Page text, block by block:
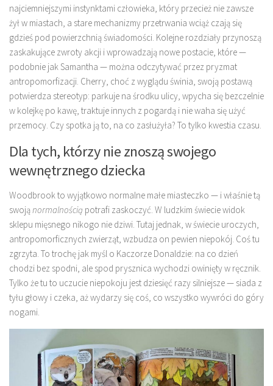
najciemniejszymi instynktami człowieka, który przecież nie zawsze
żył w miastach, a stare mechanizmy przetrwania wciąż czają się
gdzieś pod powierzchnią świadomości. Kolejne rozdziały przynoszą
zaskakujące zwroty akcji i wprowadzają nowe postacie, które —
podobnie jak Samantha — można odczytywać przez pryzmat
antropomorfizacji. Cherry, choć z wyglądu świnia, swoją postawą
potwierdza stereotyp: parkuje na środku ulicy, wpycha się bezczelnie
w kolejkę po kawę, traktuje innych z pogardą i nie waha się użyć
przemocy. Czy spotka ją to, na co zasłużyła? To tylko kwestia czasu.
Dla tych, którzy nie znoszą swojego
wewnętrznego dziecka
Woodbrook to wyjątkowo normalne małe miasteczko — i właśnie tą
swojąnormalnością potrafi zaskoczyć. W ludzkim świecie widok
sklepu mięsnego nikogo nie dziwi. Tutaj jednak, w świecie uroczych,
antropomorficznych zwierząt, wzbudza on pewien niepokój. Coś tu
zgrzyta. To trochę jak myśl o Kaczorze Donaldzie: na co dzień
chodzi bez spodni, ale spod prysznica wychodzi owinięty w ręcznik.
Tylko że tu to uczucie niepokoju jest dziesięć razy silniejsze — siada z
tyłu głowy i czeka, aż wydarzy się coś, co wszystko wywróci do góry
nogami.